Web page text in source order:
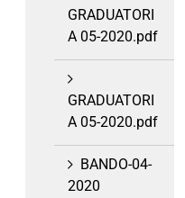
GRADUATORI
A 05-2020.pdf
GRADUATORI
A 05-2020.pdf
BANDO-04-
2020